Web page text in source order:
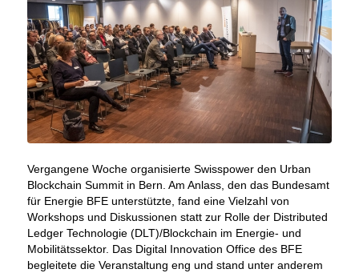
Vergangene Woche organisierte Swisspower den Urban
Blockchain Summit in Bern. Am Anlass, den das Bundesamt
für Energie BFE unterstützte, fand eine Vielzahl von
Workshops und Diskussionen statt zur Rolle der Distributed
Ledger Technologie (DLT)/Blockchain im Energie- und
Mobilitätssektor. Das Digital Innovation Office des BFE
begleitete die Veranstaltung eng und stand unter anderem